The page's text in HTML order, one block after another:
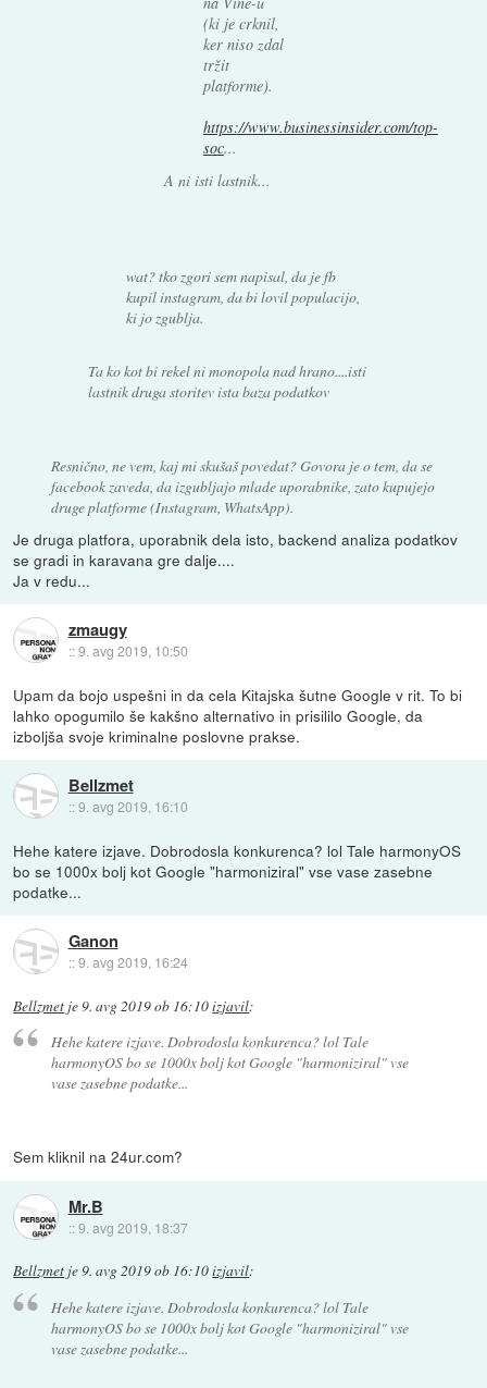
(ki je crknil,
ker niso zdal
tržit
platforme).
https://www.businessinsider.com/top-
soc...
A ni isti lastnik...
wat? tko zgori sem napisal, da je fb
kupil instagram, da bi lovil populacijo,
ki jo zgublja.
Ta ko kot bi rekel ni monopola nad hrano....isti
lastnik druga storitev ista baza podatkov
Resnično, ne vem, kaj mi skušaš povedat? Govora je o tem, da se
facebook zaveda, da izgubljajo mlade uporabnike, zato kupujejo
druge platforme (Instagram, WhatsApp).
Je druga platfora, uporabnik dela isto, backend analiza podatkov
se gradi in karavana gre dalje....
Ja v redu...
zmaugy
::9. avg 2019, 10:50
Upam da bojo uspešni in da cela Kitajska šutne Google v rit. To bi
lahko opogumilo še kakšno alternativo in prisililo Google, da
izboljša svoje kriminalne poslovne prakse.
Bellzmet
::9. avg 2019, 16:10
Hehe katere izjave. Dobrodosla konkurenca? lol Tale harmonyOS
bo se 1000x bolj kot Google "harmoniziral" vse vase zasebne
podatke...
Ganon
::9. avg 2019, 16:24
Bellzmet je9. avg 2019 ob 16:10izjavil:
Hehe katere izjave. Dobrodosla konkurenca? lol Tale
harmonyOS bo se 1000x bolj kot Google "harmoniziral" vse
vase zasebne podatke...
Sem kliknil na 24ur.com?
Mr.B
::9. avg 2019, 18:37
Bellzmet je9. avg 2019 ob 16:10izjavil:
Hehe katere izjave. Dobrodosla konkurenca? lol Tale
harmonyOS bo se 1000x bolj kot Google "harmoniziral" vse
vase zasebne podatke...